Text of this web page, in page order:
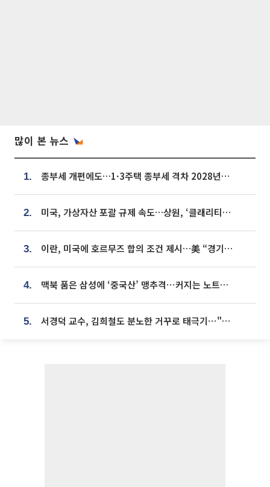
많이 본 뉴스
1. 종부세 개편에도…1·3주택 종부세 격차 2028년부터 확대
2. 미국, 가상자산 포괄 규제 속도…상원, ‘클래리티법’ 9월 절차투표 추진
3. 이란, 미국에 호르무즈 합의 조건 제시…美 “경기 아직 안 끝나” [종합]
4. 맥북 품은 삼성에 ‘중국산’ 맹추격⋯커지는 노트북 OLED 시장
5. 서경덕 교수, 김희철도 분노한 거꾸로 태극기⋯"엉터리는 아냐, 아쉬울 뿐"